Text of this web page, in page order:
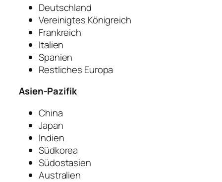
Deutschland
Vereinigtes Königreich
Frankreich
Italien
Spanien
Restliches Europa
Asien-Pazifik
China
Japan
Indien
Südkorea
Südostasien
Australien